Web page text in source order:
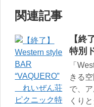
関連記事
【
特別
「
きる
で、
くり